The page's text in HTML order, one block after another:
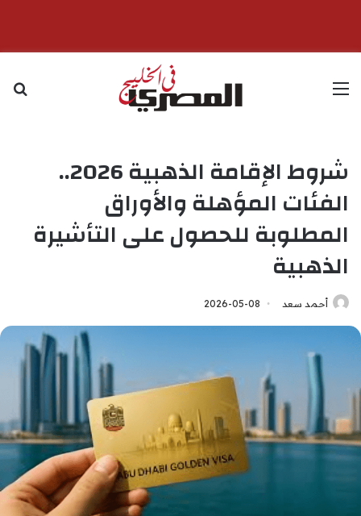
القائمة
شروط الإقامة الذهبية 2026..
الفئات المؤهلة والأوراق
المطلوبة للحصول على التأشيرة
الذهبية
أحمد سعد 2026-05-08